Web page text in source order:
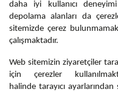
daha iyi kullanıcı
depolama alanları da
sitemizde çerez
çalışmaktadır.
Web sitemizin ziyaretçiler
için çerezler
halinde tarayıcı